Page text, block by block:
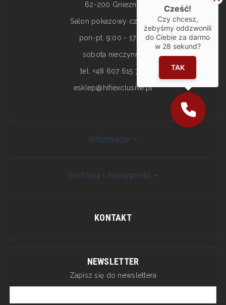
62-200 Gniezno
Salon pokazowy czynny:
pon-pt: 9:00 - 17:00
sobota nieczynne
tel. +48 607 615 717
esklep@hifiexclusive.pl
Informacje
Dostawa i dostępność
KONTAKT
NEWSLETTER
Zapisz się do newslettera
Cześć!
Czy chcesz,
żebyśmy oddzwonili
do Ciebie za darmo
w 28 sekund?
TAK